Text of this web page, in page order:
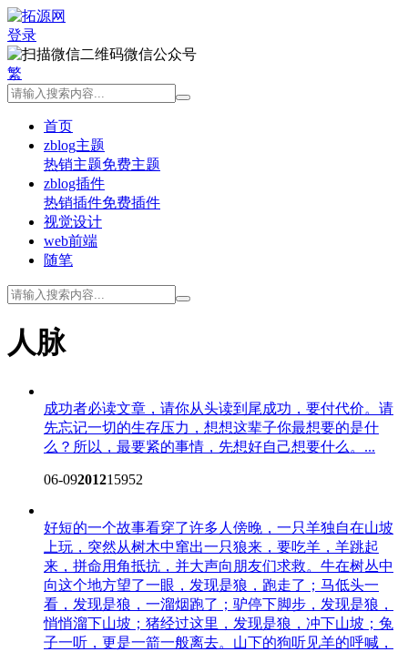
登录
微信公众号
繁
首页
zblog主题
热销主题免费主题
zblog插件
热销插件免费插件
视觉设计
web前端
随笔
人脉
成功者必读文章，请你从头读到尾成功，要付代价。请
先忘记一切的生存压力，想想这辈子你最想要的是什
么？所以，最要紧的事情，先想好自己想要什么。...
06-09201215952
好短的一个故事看穿了许多人 傍晚，一只羊独自在山坡
上玩，突然从树木中窜出一只狼来，要吃羊，羊跳起
来，拼命用角抵抗，并大声向朋友们求救。牛在树丛中
向这个地方望了一眼，发现是狼，跑走了；马低头一
看，发现是狼，一溜烟跑了；驴停下脚步，发现是狼，
悄悄溜下山坡；猪经过这里，发现是狼，冲下山坡；兔
子一听，更是一箭一般离去。山下的狗听见羊的呼喊，